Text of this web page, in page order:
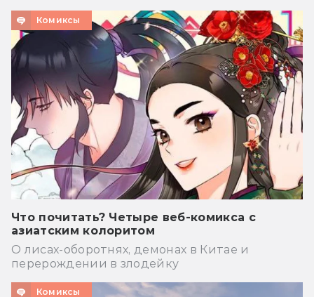
Комиксы
Что почитать? Четыре веб-комикса с
азиатским колоритом
О лисах-оборотнях, демонах в Китае и
перерождении в злодейку
Комиксы